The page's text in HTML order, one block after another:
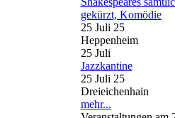
gekürzt, Komödie
25 Juli 25
Heppenheim
25 Juli
Jazzkantine
25 Juli 25
Dreieichenhain
mehr...